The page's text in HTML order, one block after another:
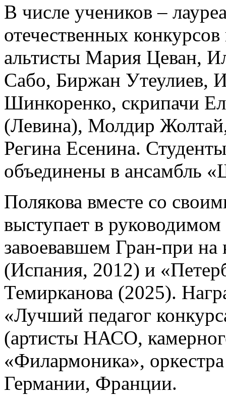
В числе учеников –
отечественных
альтисты Мария Цеван,
Сабо, Биржан Утеулиев,
Шинкоренко, скрипачи
(Левина), Молдир
Регина Есенина.
объединены в ансамбль
Полякова вместе со
выступает в
завоевавшем Гран-при
(Испания, 2012) и
Темирканова (2025).
«Лучший педагог
(артисты НАСО,
«Филармоника»,
Германии, Франции.